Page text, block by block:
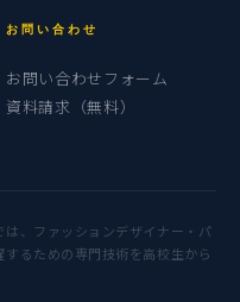
お問い合わせ
お問い合わせフォーム
資料請求（無料）
、ファッションデザイナー・パ
るための専門技術を高校生から